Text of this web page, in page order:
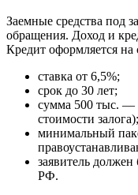
Заемные средства под
обращения. Доход и
Кредит оформляется
ставка от 6,5%;
срок до 30 лет;
сумма 500 тыс. —
стоимости залога);
минимальный
заявитель
РФ.